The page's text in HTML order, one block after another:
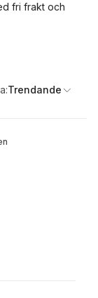
fri frakt och
Trendande
röster: